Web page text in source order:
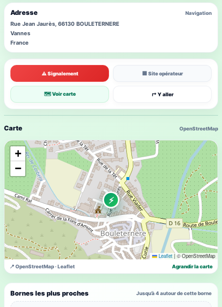
Carte OpenStreetMap
⚡
+
−
Leaflet | © OpenStreetMap
📍 OpenStreetMap · Leaflet Agrandir la carte
Bornes les plus proches Jusqu’à 4 autour de cette borne
⚠ Signalement 🏢 Site opérateur
🗺 Voir carte ↱ Y aller
Adresse Navigation
Rue Jean Jaurès, 66130 BOULETERNERE
Vannes
France